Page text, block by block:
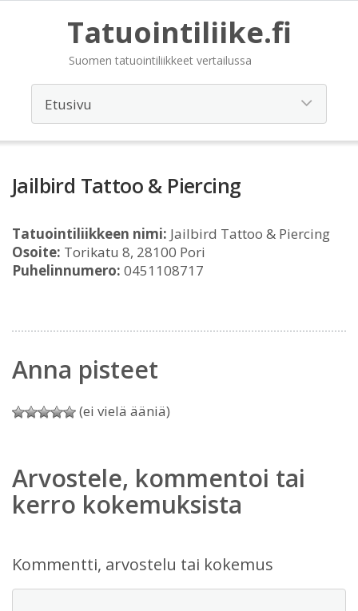
Tatuointiliike.fi
Suomen tatuointiliikkeet vertailussa
Jailbird Tattoo & Piercing
Tatuointiliikkeen nimi: Jailbird Tattoo & Piercing
Osoite: Torikatu 8, 28100 Pori
Puhelinnumero: 0451108717
Anna pisteet
(ei vielä ääniä)
Arvostele, kommentoi tai
kerro kokemuksista
Kommentti, arvostelu tai kokemus